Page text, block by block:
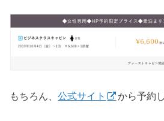
もちろん、公式サイト から予約